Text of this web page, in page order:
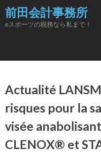
Skip
to
content
前田会計事務所
eスポーツの税務なら私まで！
Actualité
risques pour la
visée
CLENOX® et